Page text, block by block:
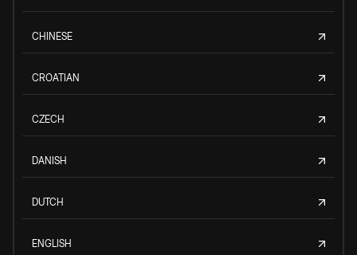
CHINESE
CROATIAN
CZECH
DANISH
DUTCH
ENGLISH